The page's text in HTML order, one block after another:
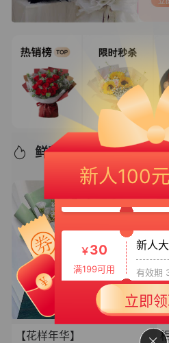
鲜花推荐/优选好物
【花样年华】
新人100
￥20
满150可用
新人
有效期
30
满199可用 有效期
50
满399可用
新人
有效期
立即